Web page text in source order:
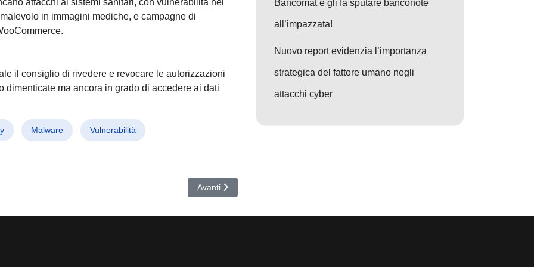
attacchi ai sistemi sanitari, con vulnerabilità nei
in immagini mediche, e campagne di
il consiglio di rivedere e revocare le autorizzazioni
ma ancora in grado di accedere ai dati
Malware Vulnerabilità
infetti rubano dati e criptovalute agli sviluppatoriArticolo successivo: Phishing Evoluto: Sandbox Interattive Svelano e Bloccano
Avanti
Bancomat e gli fa sputare banconote
all’impazzata!
Nuovo report evidenzia l’importanza
strategica del fattore umano negli
attacchi cyber